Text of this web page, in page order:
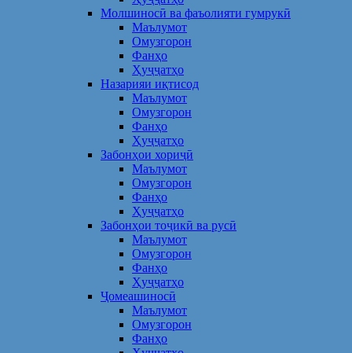
Молшиносӣ ва фаъолияти гумрукӣ
Маълумот
Омузгорон
Фанҳо
Ҳуҷҷатҳо
Назарияи иқтисод
Маълумот
Омузгорон
Фанҳо
Ҳуҷҷатҳо
Забонҳои хориҷӣ
Маълумот
Омузгорон
Фанҳо
Ҳуҷҷатҳо
Забонҳои тоҷикӣ ва русӣ
Маълумот
Омузгорон
Фанҳо
Ҳуҷҷатҳо
Ҷомеашиносӣ
Маълумот
Омузгорон
Фанҳо